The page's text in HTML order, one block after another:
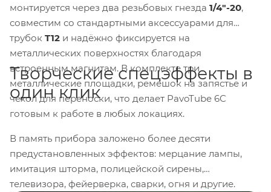
монтируется через два резьбовых гнезда 1/4"-20,
совместим со стандартными аксессуарами для
трубок T12 и надёжно фиксируется на
металлических поверхностях благодаря
встроенным магнитам. В комплекте три
металлические площадки, ремешок на запястье и
чехол для переноски, что делает PavoTube 6C
готовым к работе в любых локациях.
Творческие спецэффекты в
один клик
В память прибора заложено более десяти
предустановленных эффектов: мерцание лампы,
имитация шторма, полицейской сирены,
телевизора, фейерверка, сварки, огня и другие.